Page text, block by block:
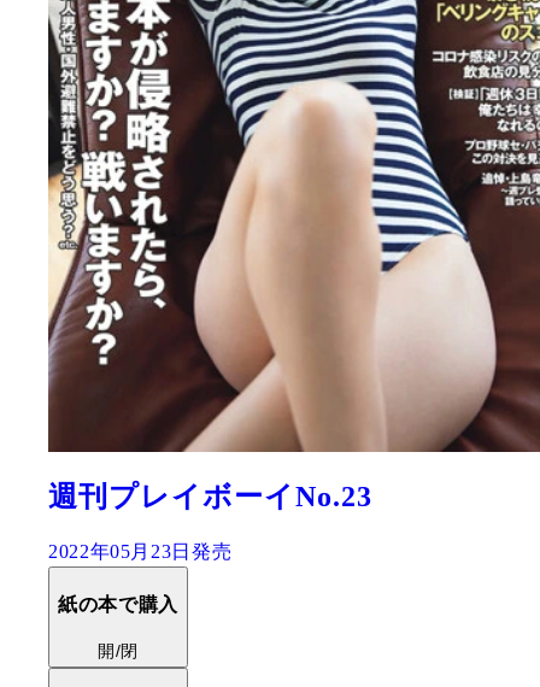
週刊プレイボーイNo.23
2022年05月23日発売
紙の本で購入
開/閉